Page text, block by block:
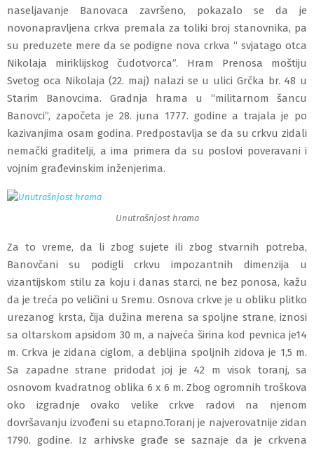
naseljavanje Banovaca završeno, pokazalo se da je
novonapravljena crkva premala za toliki broj stanovnika, pa
su preduzete mere da se podigne nova crkva “ svjatago otca
Nikolaja miriklijskog čudotvorca”. Hram Prenosa moštiju
Svetog oca Nikolaja(22. maj) nalazi se u ulici Grčka br. 48 u
Starim Banovcima. Gradnja hrama u “militarnom šancu
Banovci”, započeta je 28. juna 1777. godine a trajala je po
kazivanjima osam godina. Predpostavlja se da su crkvu zidali
nemački graditelji, a ima primera da su poslovi poveravani i
vojnim građevinskim inženjerima.
Unutrašnjost hrama
Za to vreme, da li zbog sujete ili zbog stvarnih potreba,
Banovčani su podigli crkvu impozantnih dimenzija u
vizantijskom stilu za koju i danas starci, ne bez ponosa, kažu
da je treća po veličini u Sremu. Osnova crkve je u obliku plitko
urezanog krsta, čija dužina merena sa spoljne strane, iznosi
sa oltarskom apsidom 30 m, a najveća širina kod pevnica je14
m. Crkva je zidana ciglom, a debljina spoljnih zidova je 1,5 m.
Sa zapadne strane pridodat joj je 42 m visok toranj, sa
osnovom kvadratnog oblika 6 x 6 m. Zbog ogromnih troškova
oko izgradnje ovako velike crkve radovi na njenom
dovršavanju izvođeni su etapno.Toranj je najverovatnije zidan
1790. godine. Iz arhivske građe se saznaje da je crkvena